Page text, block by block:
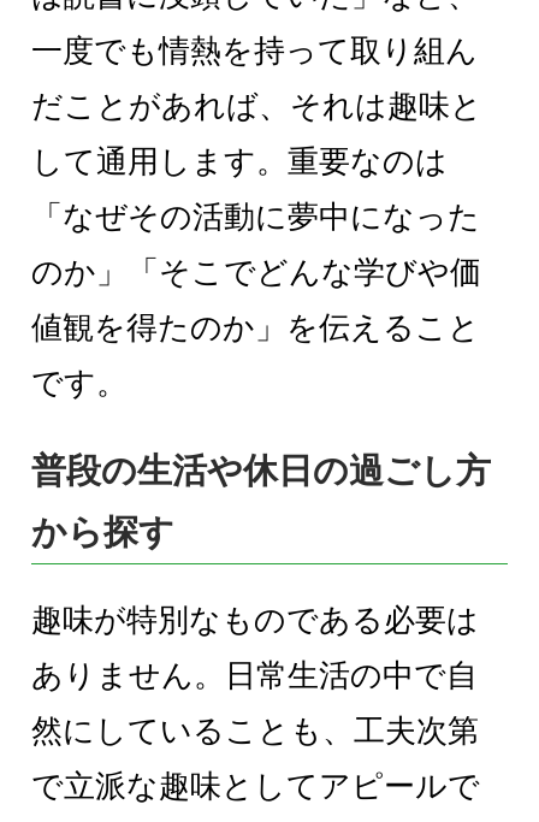
一度でも情熱を持って取り組ん
だことがあれば、それは趣味と
して通用します。重要なのは
「なぜその活動に夢中になった
のか」「そこでどんな学びや価
値観を得たのか」を伝えること
です。
普段の生活や休日の過ごし方
から探す
趣味が特別なものである必要は
ありません。日常生活の中で自
然にしていることも、工夫次第
で立派な趣味としてアピールで